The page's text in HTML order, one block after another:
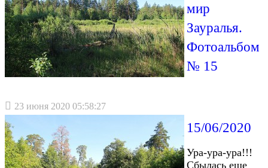
мир
Зауралья.
Фотоальбом
№ 15
23 июня 2020 05:58:27
15/06/2020
Ура-ура-ура!!!
Сбылась еще